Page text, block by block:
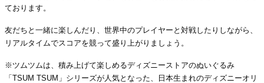
ております。
友だちと一緒に楽しんだり、世界中のプレイヤーと対戦したりしながら、
リアルタイムでスコアを競って盛り上がりましょう。
※ツムツムは、積み上げて楽しめるディズニーストアのぬいぐるみ
「TSUM TSUM」シリーズが人気となった、日本生まれのディズニーオリ